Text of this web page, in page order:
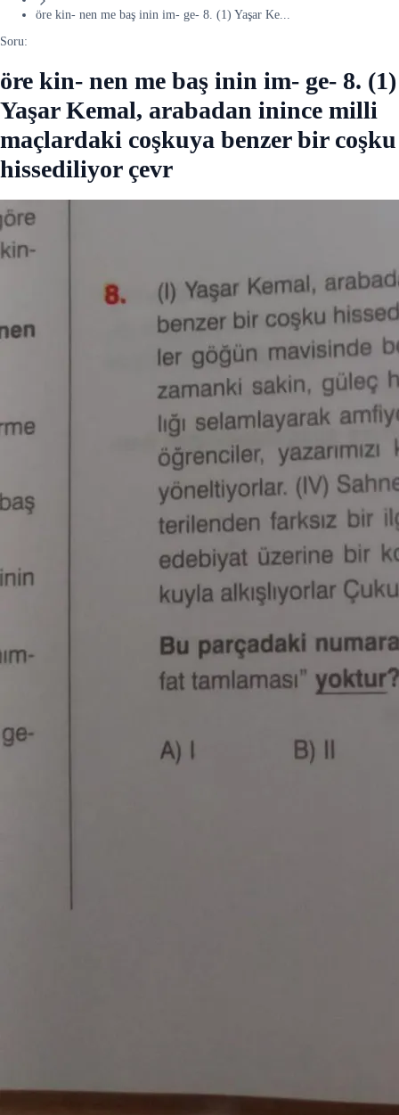
öre kin- nen me baş inin im- ge- 8. (1) Yaşar Ke...
Soru:
öre kin- nen me baş inin im- ge- 8. (1)
Yaşar Kemal, arabadan inince milli
maçlardaki coşkuya benzer bir coşku
hissediliyor çevr